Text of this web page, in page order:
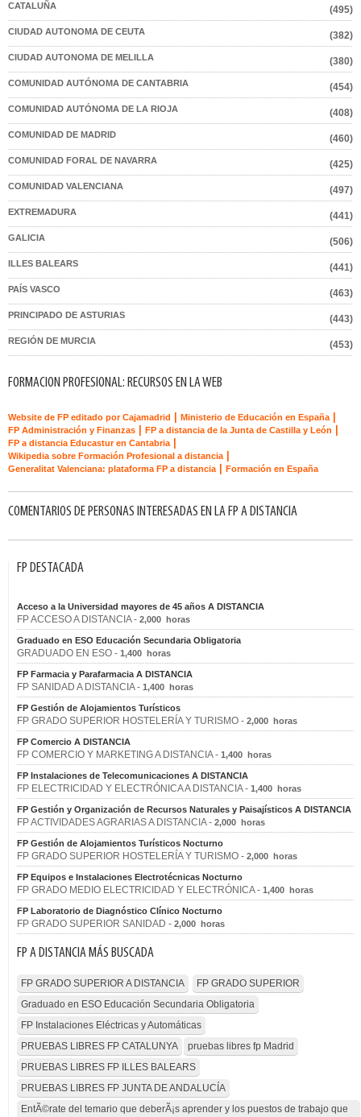
CATALUÑA (495)
CIUDAD AUTONOMA DE CEUTA (382)
CIUDAD AUTONOMA DE MELILLA (380)
COMUNIDAD AUTÓNOMA DE CANTABRIA (454)
COMUNIDAD AUTÓNOMA DE LA RIOJA (408)
COMUNIDAD DE MADRID (460)
COMUNIDAD FORAL DE NAVARRA (425)
COMUNIDAD VALENCIANA (497)
EXTREMADURA (441)
GALICIA (506)
ILLES BALEARS (441)
PAÍS VASCO (463)
PRINCIPADO DE ASTURIAS (443)
REGIÓN DE MURCIA (453)
FORMACION PROFESIONAL: RECURSOS EN LA WEB
Website de FP editado por Cajamadrid Ministerio de Educación en España
FP Administración y Finanzas FP a distancia de la Junta de Castilla y León
FP a distancia Educastur en Cantabria
Wikipedia sobre Formación Profesional a distancia
Generalitat Valenciana: plataforma FP a distancia Formación en España
COMENTARIOS DE PERSONAS INTERESADAS EN LA FP A DISTANCIA
FP DESTACADA
Acceso a la Universidad mayores de 45 años A DISTANCIA
FP ACCESO A DISTANCIA - 2,000 horas
Graduado en ESO Educación Secundaria Obligatoria
GRADUADO EN ESO - 1,400 horas
FP Farmacia y Parafarmacia A DISTANCIA
FP SANIDAD A DISTANCIA - 1,400 horas
FP Gestión de Alojamientos Turísticos
FP GRADO SUPERIOR HOSTELERÍA Y TURISMO - 2,000 horas
FP Comercio A DISTANCIA
FP COMERCIO Y MARKETING A DISTANCIA - 1,400 horas
FP Instalaciones de Telecomunicaciones A DISTANCIA
FP ELECTRICIDAD Y ELECTRÓNICA A DISTANCIA - 1,400 horas
FP Gestión y Organización de Recursos Naturales y Paisajísticos A DISTANCIA
FP ACTIVIDADES AGRARIAS A DISTANCIA - 2,000 horas
FP Gestión de Alojamientos Turísticos Nocturno
FP GRADO SUPERIOR HOSTELERÍA Y TURISMO - 2,000 horas
FP Equipos e Instalaciones Electrotécnicas Nocturno
FP GRADO MEDIO ELECTRICIDAD Y ELECTRÓNICA - 1,400 horas
FP Laboratorio de Diagnóstico Clínico Nocturno
FP GRADO SUPERIOR SANIDAD - 2,000 horas
FP A DISTANCIA MÁS BUSCADA
FP GRADO SUPERIOR A DISTANCIA
FP GRADO SUPERIOR
Graduado en ESO Educación Secundaria Obligatoria
FP Instalaciones Eléctricas y Automáticas
PRUEBAS LIBRES FP CATALUNYA
pruebas libres fp Madrid
PRUEBAS LIBRES FP ILLES BALEARS
PRUEBAS LIBRES FP JUNTA DE ANDALUCÍA
EntÃ©rate del temario que deberÃ¡s aprender y los puestos de trabajo que